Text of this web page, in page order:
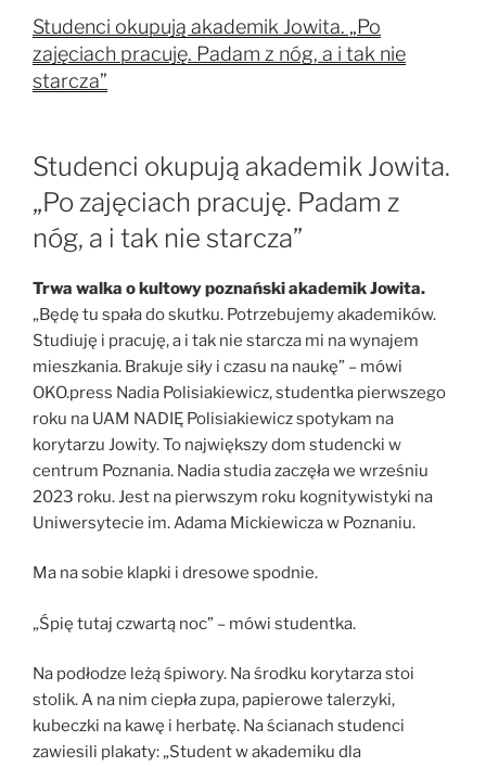
Studenci okupują akademik Jowita. „Po
zajęciach pracuję. Padam z nóg, a i tak nie
starcza”
Studenci okupują akademik Jowita.
„Po zajęciach pracuję. Padam z
nóg, a i tak nie starcza”
Trwa walka o kultowy poznański akademik Jowita.
„Będę tu spała do skutku. Potrzebujemy akademików.
Studiuję i pracuję, a i tak nie starcza mi na wynajem
mieszkania. Brakuje siły i czasu na naukę” – mówi
OKO.press Nadia Polisiakiewicz, studentka pierwszego
roku na UAM NADIĘ Polisiakiewicz spotykam na
korytarzu Jowity. To największy dom studencki w
centrum Poznania. Nadia studia zaczęła we wrześniu
2023 roku. Jest na pierwszym roku kognitywistyki na
Uniwersytecie im. Adama Mickiewicza w Poznaniu.
Ma na sobie klapki i dresowe spodnie.
„Śpię tutaj czwartą noc” – mówi studentka.
Na podłodze leżą śpiwory. Na środku korytarza stoi
stolik. A na nim ciepła zupa, papierowe talerzyki,
kubeczki na kawę i herbatę. Na ścianach studenci
zawiesili plakaty: „Student w akademiku dla